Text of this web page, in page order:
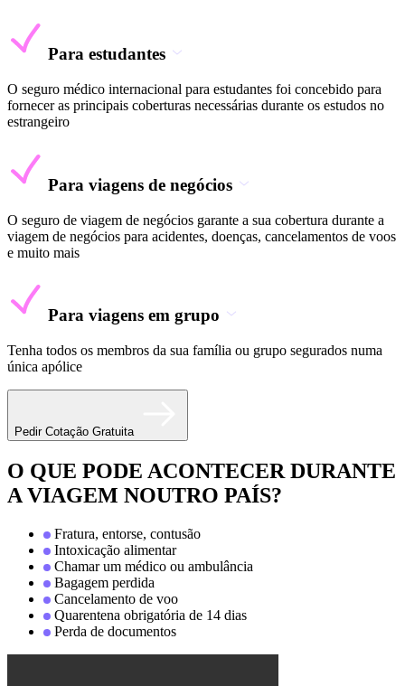
Para estudantes
O seguro médico internacional para estudantes foi concebido para
fornecer as principais coberturas necessárias durante os estudos no
estrangeiro
Para viagens de negócios
O seguro de viagem de negócios garante a sua cobertura durante a
viagem de negócios para acidentes, doenças, cancelamentos de voos
e muito mais
Para viagens em grupo
Tenha todos os membros da sua família ou grupo segurados numa
única apólice
Pedir Cotação Gratuita
O QUE PODE ACONTECER DURANTE
A VIAGEM NOUTRO PAÍS?
Fratura, entorse, contusão
Intoxicação alimentar
Chamar um médico ou ambulância
Bagagem perdida
Cancelamento de voo
Quarentena obrigatória de 14 dias
Perda de documentos